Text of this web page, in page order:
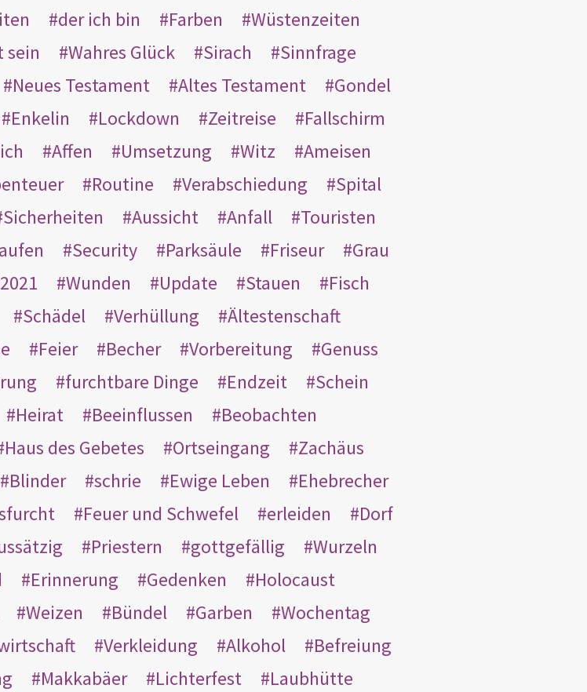
der ich bin Farben
Wüstenzeiten
sein Wahres Glück Sirach
Sinnfrage
Neues Testament Altes Testament
Gondel
Enkelin Lockdown Zeitreise
Fallschirm
Affen Umsetzung Witz
Ameisen
Routine Verabschiedung
Spital
Sicherheiten Aussicht Anfall
Touristen
Security Parksäule Friseur
Grau
2021 Wunden Update Stauen
Fisch
Schädel Verhüllung
Ältestenschaft
Feier Becher Vorbereitung
Genuss
furchtbare Dinge Endzeit
Schein
Heirat Beeinflussen
Beobachten
Haus des Gebetes Ortseingang
Zachäus
Blinder schrie Ewige Leben
Ehebrecher
Feuer und Schwefel erleiden
Dorf
Priestern gottgefällig
Wurzeln
Erinnerung Gedenken
Holocaust
Weizen Bündel Garben
Wochentag
Verkleidung Alkohol
Befreiung
Makkabäer Lichterfest
Laubhütte